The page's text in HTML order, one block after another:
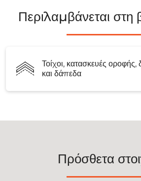
Περιλαμβάνεται στη
Τοίχοι, κατασκευές οροφής,
και δάπεδα
Πρόσθετα